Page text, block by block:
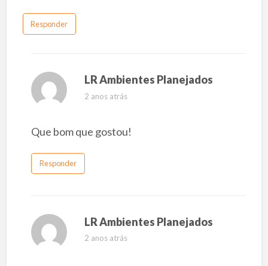
Responder
LR Ambientes Planejados
2 anos atrás
Que bom que gostou!
Responder
LR Ambientes Planejados
2 anos atrás